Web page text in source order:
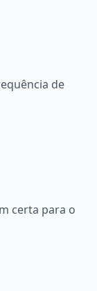
de
certa para o